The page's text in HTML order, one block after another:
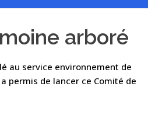
arboré
au service environnement de
permis de lancer ce Comité de